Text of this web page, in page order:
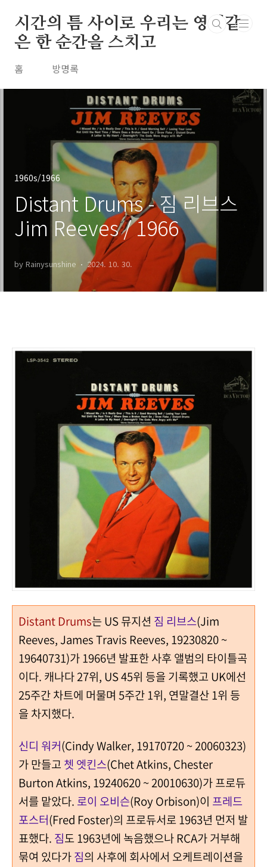
시간의 틈 사이로 우리는 영원같
은 한 순간을 스치고
홈 방명록
1960s/1966
Distant Drums - 짐 리브스
Jim Reeves / 1966
by Rainysunshine 2024. 10. 30.
Distant Drums는 US 뮤지션 짐 리브스(Jim
Reeves, James Travis Reeves, 19230820 ~
19640731)가 1966년 발표한 사후 앨범의 타이틀곡
이다. 캐나다 27위, US 45위 등을 기록했고 UK에선
25주간 차트에 머물며 5주간 1위, 연말결산 1위 등
을 차지했다.
신디 워커(Cindy Walker, 19170720 ~ 20060323)
가 만들고 쳇 엣킨스(Chet Atkins, Chester
Burton Atkins, 19240620 ~ 20010630)가 프로듀
서를 맡았다. 로이 오비슨(Roy Orbison)이 프레드
포스터(Fred Foster)의 프로듀서로 1963년 먼저 발
표했다. 짐도 1963년에 녹음했으나 RCA가 거부해
묶여 있다가짐의 사후에 회사에서 오케트레이션을